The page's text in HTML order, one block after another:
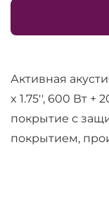
Активная
x 1.75'', 600 Вт +
покрытие с
покрытием,